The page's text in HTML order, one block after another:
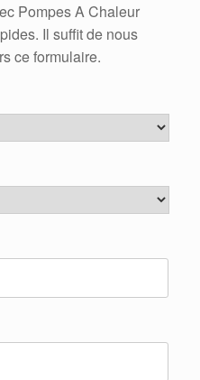
Pompes A Chaleur
Il suffit de nous
ce formulaire.